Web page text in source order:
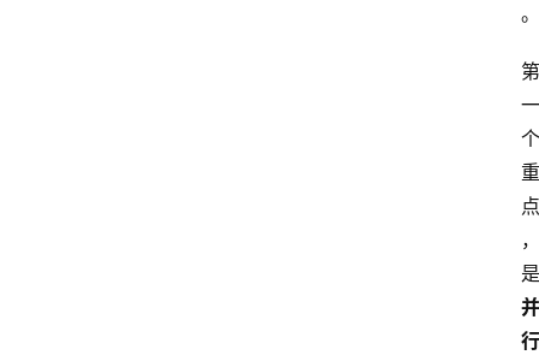
。
第
一
个
重
点
，
是
并
行